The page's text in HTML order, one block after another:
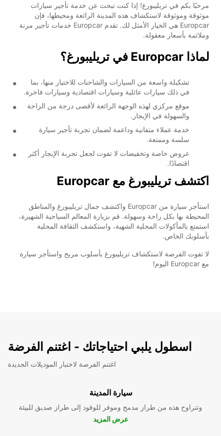
مرحبًا بكم في تريليبورغ! إذا كنت تبحث عن خدمة تأجير سيارات
موثوقة وموثوقة لاستكشاف هذه المدينة الرائعة ومحيطها، فإن
Europcar هي الخيار الأمثل لك. تقدم Europcar خدمات تأجير مرنة
وملائمة بأسعار معقولة.
لماذا Europcar في تريليبورغ؟
تشكيلة واسعة من السيارات والشاحنات للاختيار منها، بما
في ذلك سيارات عائلية وسيارات اقتصادية وسيارات فاخرة.
موقع مركزي لهذه الوجهة الرائعة لأقصى درجة من الراحة
والسهولة في الإيجار.
خدمة عملاء متفانية وداعمة لضمان تجربة تأجير سيارة
سلسة وممتعة.
عروض خاصة وتخفيضات لا تفوت لجعل تجربة الإيجار أكثر
اقتصادًا.
اكتشف تريليبورغ مع Europcar
استأجر سيارة من Europcar واكتشف جمال تريليبورغ والمناطق
المحيطة بها بكل راحة وسهولة. قم بزيارة المعالم السياحية الشهيرة،
استمتع بالمأكولات المحلية الشهية، واستكشف الثقافة المحلية
بأسلوبك الخاص.
لا تفوت الفرصة لاستكشاف تريليبورغ بأسلوب مريح واستأجر سيارة
مع Europcar اليوم!
اسطول يلبي احتياجاتك - اغتنم الفرضة
اغتنم الفرصة لاختبار الموديلات الجديدة
سيارة المدينة
وتتراوح هذه من طراز مدمج وموفر للوقود إلى طراز صديق للبيئة
عرض المزيد